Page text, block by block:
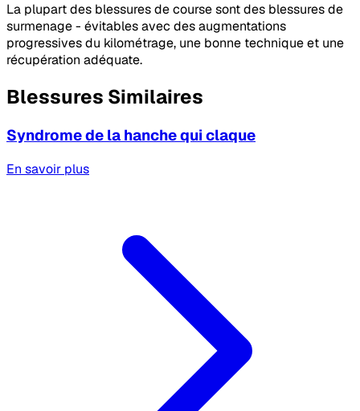
La plupart des blessures de course sont des blessures de
surmenage - évitables avec des augmentations
progressives du kilométrage, une bonne technique et une
récupération adéquate.
Blessures Similaires
Syndrome de la hanche qui claque
En savoir plus